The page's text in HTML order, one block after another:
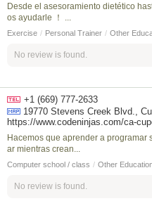
Desde el asesoramiento dietético
os ayudarle ！ ...
Exercise / Personal Trainer / Other
No review is found.
+1 (669) 777-2633
19770 Stevens Creek Blvd.,
https://www.codeninjas.com/ca-
Hacemos que aprender a
ar mientras crean...
Computer school / class / Other
No review is found.